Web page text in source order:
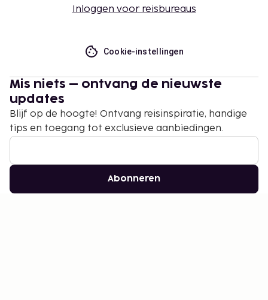
Inloggen voor reisbureaus
Cookie-instellingen
Mis niets – ontvang de nieuwste
updates
Blijf op de hoogte! Ontvang reisinspiratie, handige
tips en toegang tot exclusieve aanbiedingen.
Abonneren